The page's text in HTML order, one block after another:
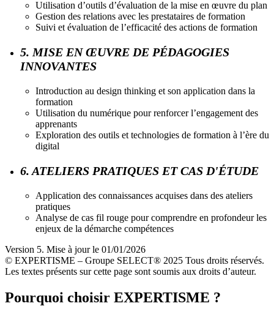
Utilisation d’outils d’évaluation de la mise en œuvre du plan
Gestion des relations avec les prestataires de formation
Suivi et évaluation de l’efficacité des actions de formation
5. MISE EN ŒUVRE DE PÉDAGOGIES
INNOVANTES
Introduction au design thinking et son application dans la
formation
Utilisation du numérique pour renforcer l’engagement des
apprenants
Exploration des outils et technologies de formation à l’ère du
digital
6. ATELIERS PRATIQUES ET CAS D'ÉTUDE
Application des connaissances acquises dans des ateliers
pratiques
Analyse de cas fil rouge pour comprendre en profondeur les
enjeux de la démarche compétences
Version 5. Mise à jour le 01/01/2026
© EXPERTISME – Groupe SELECT® 2025 Tous droits réservés.
Les textes présents sur cette page sont soumis aux droits d’auteur.
Pourquoi choisir EXPERTISME ?